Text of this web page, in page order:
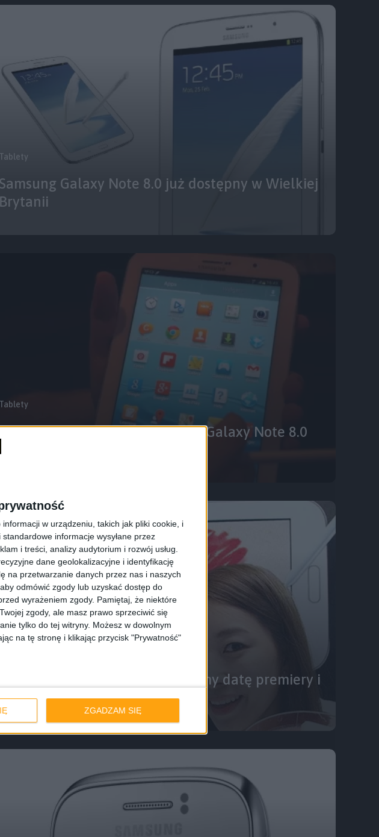
w urządzeniu, takich jak pliki cookie, i
informacje wysyłane przez
i treści, analizy audytorium i rozwój usług.
dane geolokalizacyjne i identyfikację
na przetwarzanie danych przez nas i naszych
odmówić zgody lub uzyskać dostęp do
wyrażeniem zgody. Pamiętaj, że niektóre
zgody, ale masz prawo sprzeciwić się
tylko do tej witryny. Możesz w dowolnym
na tę stronę i klikając przycisk "Prywatność"
ZGADZAM SIĘ
Tablety
Samsung Galaxy Note 8.0 już dostępny w Wielkiej
Brytanii
Tablety
rzut okiem na Samsunga Galaxy Note 8.0
Samsung Galaxy Note 8.0 – znamy datę premiery i
w Europie